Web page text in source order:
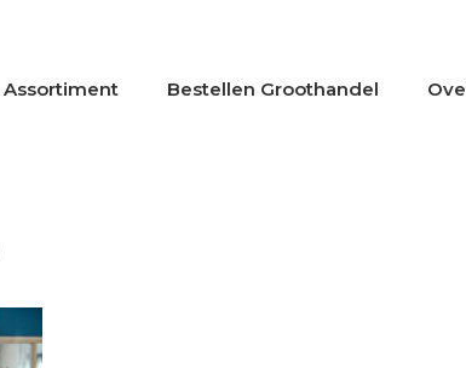
Assortiment Bestellen Groothandel